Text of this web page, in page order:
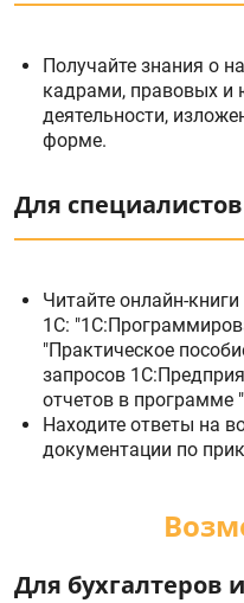
Получайте знания о
кадрами, правовых и
деятельности,
форме.
Для
Читайте онлайн-
1С:
"Практическое
запросов
отчетов в программе
Находите ответы на
документации по
Для бухгалтеров